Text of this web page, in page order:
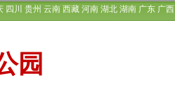
四川 贵州 云南 西藏 河南 湖北 湖南 广东 广西
园